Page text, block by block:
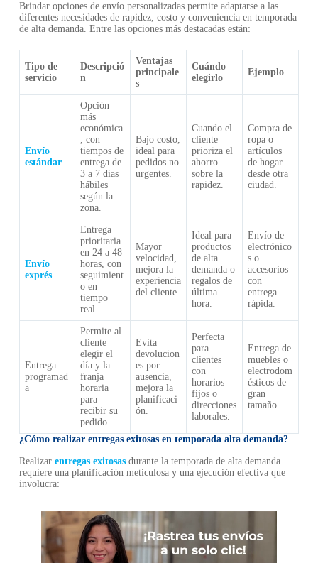
Brindar opciones de envío personalizadas permite adaptarse a las
diferentes necesidades de rapidez, costo y conveniencia en temporada
de alta demanda. Entre las opciones más destacadas están:
Tipo de
servicio
Descripció
n
Ventajas
principale
s
Cuándo
elegirlo
Ejemplo
Envío
estándar
Opción
más
económica
, con
tiempos de
entrega de
3 a 7 días
hábiles
según la
zona.
Bajo costo,
ideal para
pedidos no
urgentes.
Cuando el
cliente
prioriza el
ahorro
sobre la
rapidez.
Compra de
ropa o
artículos
de hogar
desde otra
ciudad.
Envío
exprés
Entrega
prioritaria
en 24 a 48
horas, con
seguimient
o en
tiempo
real.
Mayor
velocidad,
mejora la
experiencia
del cliente.
Ideal para
productos
de alta
demanda o
regalos de
última
hora.
Envío de
electrónico
s o
accesorios
con
entrega
rápida.
Entrega
programad
a
Permite al
cliente
elegir el
día y la
franja
horaria
para
recibir su
pedido.
Evita
devolucion
es por
ausencia,
mejora la
planificaci
ón.
Perfecta
para
clientes
con
horarios
fijos o
direcciones
laborales.
Entrega de
muebles o
electrodom
ésticos de
gran
tamaño.
¿Cómo realizar entregas exitosas en temporada alta demanda?
Realizar entregas exitosasdurante la temporada de alta demanda
requiere una planificación meticulosa y una ejecución efectiva que
involucra: